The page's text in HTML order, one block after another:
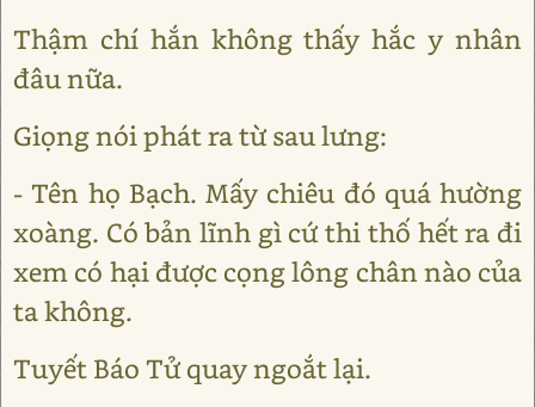
Thậm chí hắn không thấy hắc y nhân
đâu nữa.
Giọng nói phát ra từ sau lưng:
- Tên họ Bạch. Mấy chiêu đó quá hường
xoàng. Có bản lĩnh gì cứ thi thố hết ra đi
xem có hại được cọng lông chân nào của
ta không.
Tuyết Báo Tử quay ngoắt lại.